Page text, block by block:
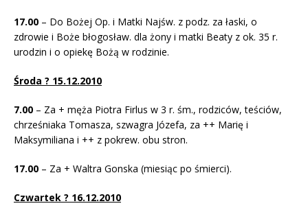
17.00 – Do Bożej Op. i Matki Najśw. z podz. za łaski, o
zdrowie i Boże błogosław. dla żony i matki Beaty z ok. 35 r.
urodzin i o opiekę Bożą w rodzinie.
Środa ? 15.12.2010
7.00 – Za + męża Piotra Firlus w 3 r. śm., rodziców, teściów,
chrześniaka Tomasza, szwagra Józefa, za ++ Marię i
Maksymiliana i ++ z pokrew. obu stron.
17.00 – Za + Waltra Gonska (miesiąc po śmierci).
Czwartek ? 16.12.2010